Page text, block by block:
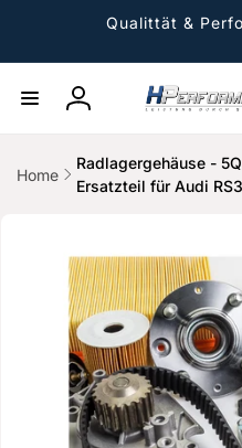
Qualittät &
Einloggen
Home
Radlagergehäuse -
Ersatzteil für Audi